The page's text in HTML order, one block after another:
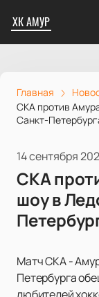
ХК АМУР
Главная
СКА против
Санкт-
14 сентября
СКА
шоу в
Матч СКА -
Петербурга